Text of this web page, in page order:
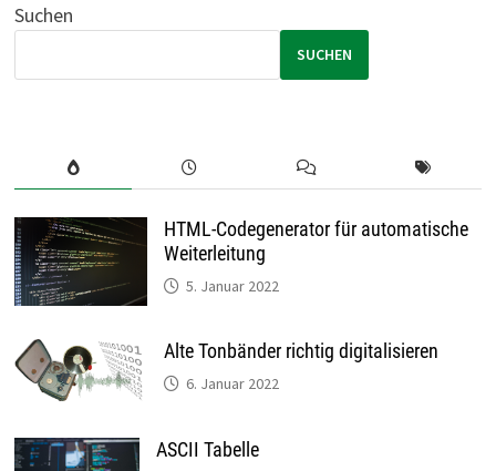
Suchen
SUCHEN
HTML-Codegenerator für automatische
Weiterleitung
5. Januar 2022
Alte Tonbänder richtig digitalisieren
6. Januar 2022
ASCII Tabelle